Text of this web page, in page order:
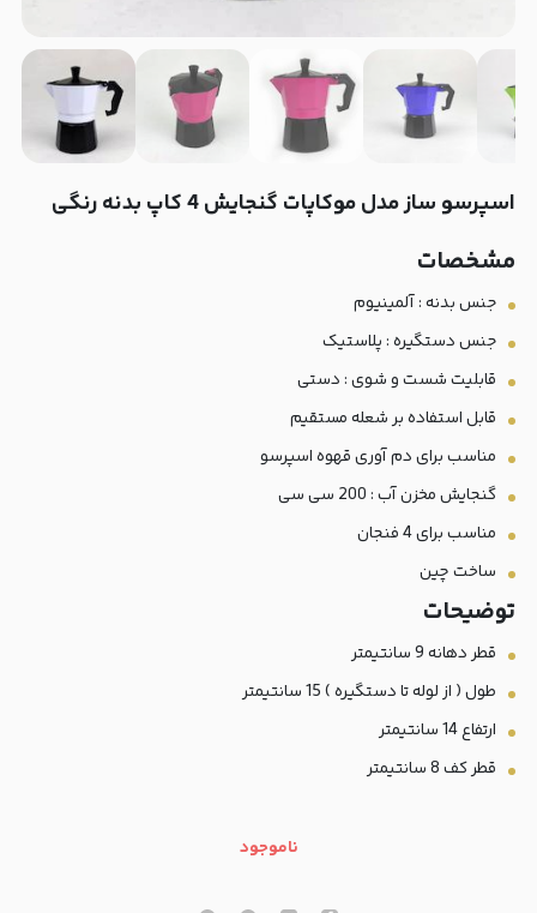
اسپرسو ساز مدل موکاپات گنجایش 4 کاپ بدنه رنگی
مشخصات
جنس بدنه : آلمینیوم
جنس دستگیره : پلاستیک
قابلیت شست و شوی : دستی
قابل استفاده بر شعله مستقیم
مناسب برای دم آوری قهوه اسپرسو
گنجایش مخزن آب : 200 سی سی
مناسب برای 4 فنجان
ساخت چین
توضیحات
قطر دهانه 9 سانتیمتر
طول ( از لوله تا دستگیره ) 15 سانتیمتر
ارتفاع 14 سانتیمتر
قطر کف 8 سانتیمتر
ناموجود